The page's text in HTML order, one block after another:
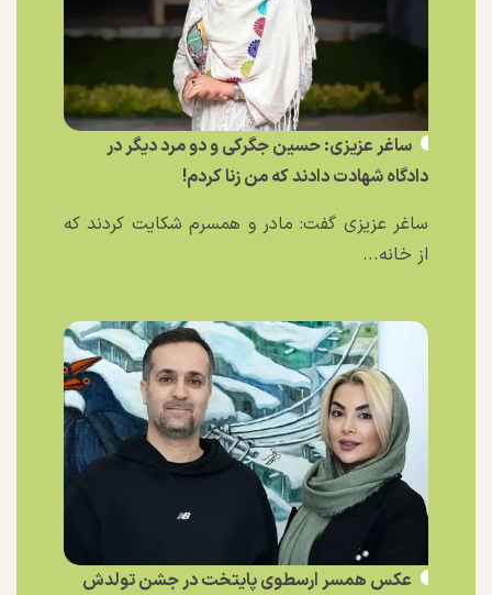
ساغر عزیزی: حسین جگرکی و دو مرد دیگر در
دادگاه شهادت دادند که من زنا کردم!
ساغر عزیزی گفت: مادر و همسرم شکایت کردند که
از خانه...
عکس همسر ارسطوی پایتخت در جشن تولدش